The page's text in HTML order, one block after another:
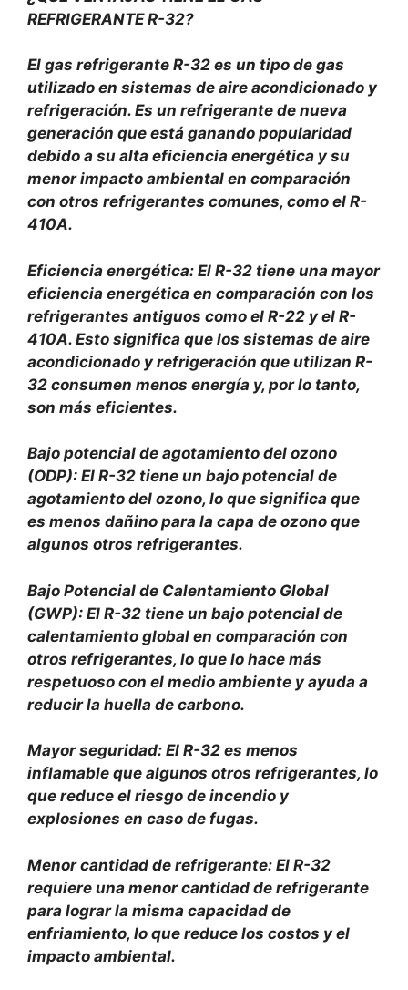
REFRIGERANTE R-32?
El gas refrigerante R-32 es un tipo de gas
utilizado en sistemas de aire acondicionado y
refrigeración. Es un refrigerante de nueva
generación que está ganando popularidad
debido a su alta eficiencia energética y su
menor impacto ambiental en comparación
con otros refrigerantes comunes, como el R-
410A.
Eficiencia energética: El R-32 tiene una mayor
eficiencia energética en comparación con los
refrigerantes antiguos como el R-22 y el R-
410A. Esto significa que los sistemas de aire
acondicionado y refrigeración que utilizan R-
32 consumen menos energía y, por lo tanto,
son más eficientes.
Bajo potencial de agotamiento del ozono
(ODP): El R-32 tiene un bajo potencial de
agotamiento del ozono, lo que significa que
es menos dañino para la capa de ozono que
algunos otros refrigerantes.
Bajo Potencial de Calentamiento Global
(GWP): El R-32 tiene un bajo potencial de
calentamiento global en comparación con
otros refrigerantes, lo que lo hace más
respetuoso con el medio ambiente y ayuda a
reducir la huella de carbono.
Mayor seguridad: El R-32 es menos
inflamable que algunos otros refrigerantes, lo
que reduce el riesgo de incendio y
explosiones en caso de fugas.
Menor cantidad de refrigerante: El R-32
requiere una menor cantidad de refrigerante
para lograr la misma capacidad de
enfriamiento, lo que reduce los costos y el
impacto ambiental.